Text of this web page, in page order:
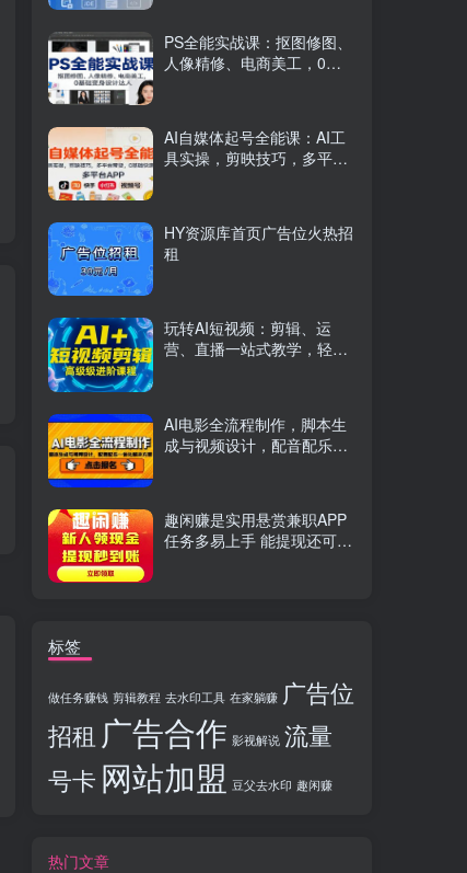
TikTok实战系统课，案例复盘、数据解析、运营执行，从0到1构建千万级电商体系（更新）
流量卡代理掘金0门槛每天躺赚3000+多种推广渠道新手小白轻松上手 Videoleap剪辑大师班：掌握Videoleap所有核心工具与使用技巧，一人产出专业级作品
PS全能实战课：抠图修图、
人像精修、电商美工，0基
AI自媒体起号全能课：AI工
具实操，剪映技巧，多平台
HY资源库首页广告位火热招
租
玩转AI短视频：剪辑、运
营、直播一站式教学，轻松
AI电影全流程制作，脚本生
成与视频设计，配音配乐一
趣闲赚是实用悬赏兼职APP
任务多易上手 能提现还可邀
标签
做任务赚钱 剪辑教程 去水印工具 在家躺赚 广告位
招租 广告合作 影视解说 流量
号卡 网站加盟 豆父去水印 趣闲赚
热门文章